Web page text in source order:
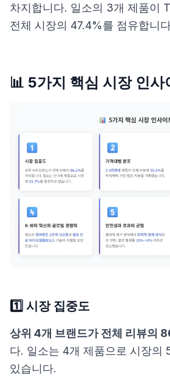
차지합니다. 일소의 3개 제품이
전체 시장의 47.4%를 점유합니
📊 5가지 핵심 시장 인사
1️⃣ 시장 집중도
상위 4개 브랜드가 전체 리뷰의
다. 일소는 4개 제품으로 시장의
있습니다.